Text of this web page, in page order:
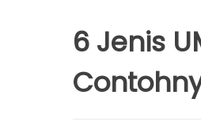
6 Jenis